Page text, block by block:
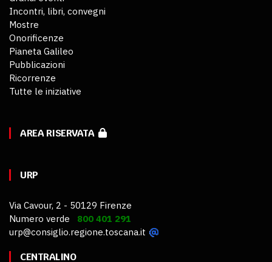
Incontri, libri, convegni
Mostre
Onorificenze
Pianeta Galileo
Pubblicazioni
Ricorrenze
Tutte le iniziative
AREA RISERVATA
URP
Via Cavour, 2 - 50129 Firenze
Numero verde 800 401 291
urp@consiglio.regione.toscana.it
CENTRALINO